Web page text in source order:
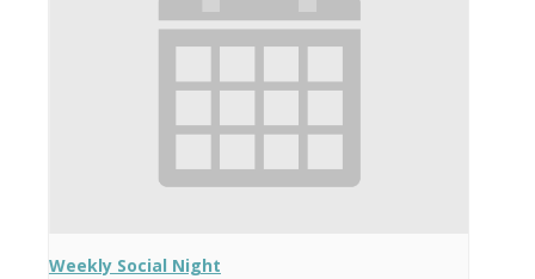
Weekly Social Night